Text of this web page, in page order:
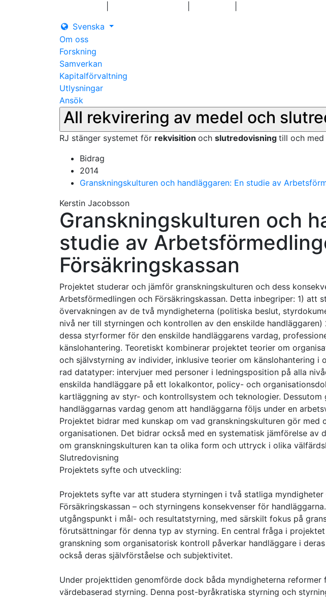
Svenska
Om oss
Forskning
Samverkan
Kapitalförvaltning
Utlysningar
Ansök
All rekvirering av medel och
RJ stänger systemet för rekvisition och slutredovisning till och med
Bidrag
2014
Granskningskulturen och handläggaren: En studie av
Kerstin Jacobsson
Granskningskulturen och
studie av
Försäkringskassan
Projektet studerar och jämför granskningskulturen och dess
Arbetsförmedlingen och Försäkringskassan. Detta inbegriper: 1) att
övervakningen av de två myndigheterna (politiska beslut,
nivå ner till styrningen och kontrollen av den enskilde
dessa styrformer för den enskilde handläggarens vardag,
känslohantering. Teoretiskt kombinerar projektet teorier om
och självstyrning av individer, inklusive teorier om känslohantering i
rad datatyper: intervjuer med personer i ledningsposition på alla
enskilda handläggare på ett lokalkontor, policy- och
kartläggning av styr- och kontrollsystem och teknologier.
handläggarnas vardag genom att handläggarna följs under en
Projektet bidrar med kunskap om vad granskningskulturen gör med
organisationen. Det bidrar också med en systematisk jämförelse av
om granskningskulturen kan ta olika form och uttryck i olika
Slutredovisning
Projektets syfte och utveckling:
Projektets syfte var att studera styrningen i två statliga
Försäkringskassan – och styrningens konsekvenser för
utgångspunkt i mål- och resultatstyrning, med särskilt fokus på
förutsättningar för denna typ av styrning. En central fråga i
granskning som organisatorisk kontroll påverkar handläggare i
också deras självförståelse och subjektivitet.
Under projekttiden genomförde dock båda myndigheterna
värdebaserad styrning. Denna post-byråkratiska styrning och